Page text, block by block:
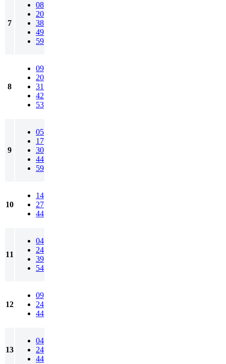
7
08
20
38
49
59
8
09
20
31
42
53
9
05
17
30
44
59
10
14
27
44
11
04
24
39
54
12
09
24
44
13
04
24
44